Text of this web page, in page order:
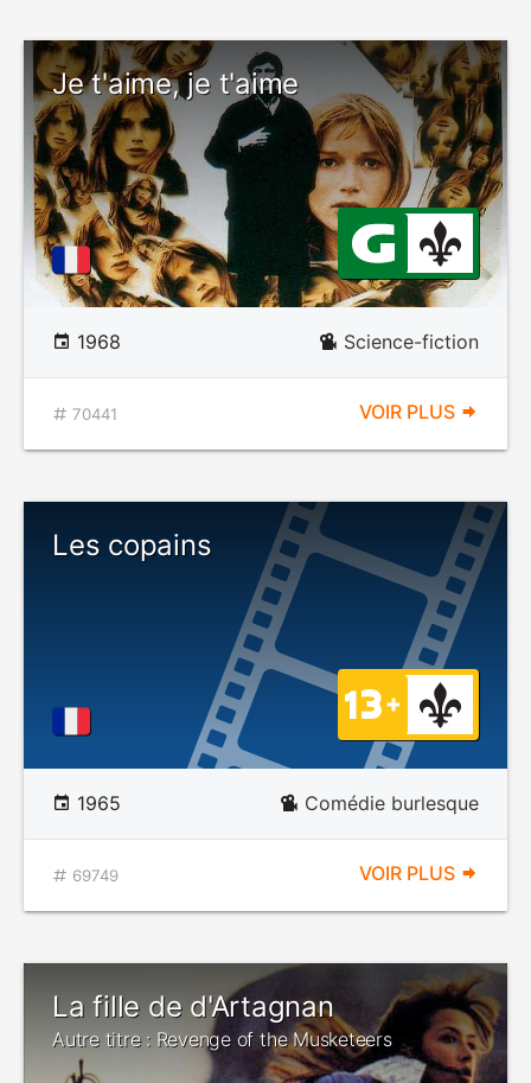
Je t'aime, je t'aime
1968 Science-fiction
70441 VOIR PLUS
Les copains
1965 Comédie burlesque
69749 VOIR PLUS
La fille de d'Artagnan
Autre titre : Revenge of the Musketeers